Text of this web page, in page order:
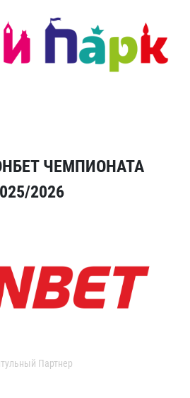
ЧЕМПИОНАТА
2026
Партнер